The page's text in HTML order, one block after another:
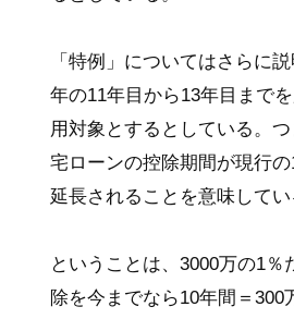
「特例」についてはさらに
年の11年目から13年目まで
用対象とするとしている。
宅ローンの控除期間が現行
延長されることを意味してい
ということは、3000万の1％
除を今までなら10年間＝300